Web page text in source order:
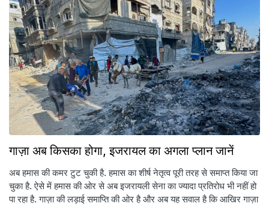
गाज़ा अब किसका होगा, इजरायल का अगला प्लान जानें
अब हमास की कमर टुट चुकी है. हमास का शीर्ष नेतृत्व पूरी तरह से समाप्त किया जा
चुका है. ऐसे में हमास की ओर से अब इजरायली सेना का ज्यादा प्रतिरोध भी नहीं हो
पा रहा है. गाज़ा की लड़ाई समाप्ति की ओर है और अब यह सवाल है कि आखिर गाज़ा